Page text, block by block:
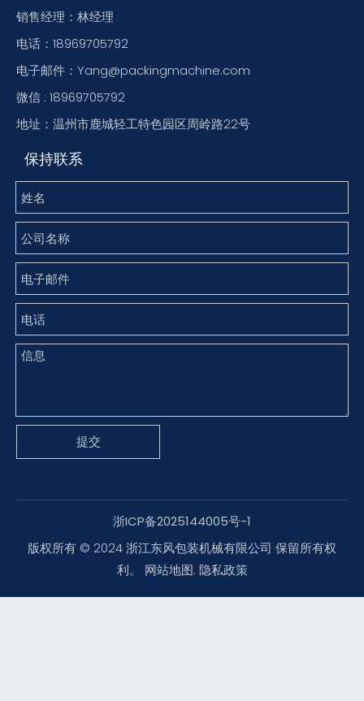
销售经理：林经理
电话：18969705792
电子邮件：Yang@packingmachine.com
微信 : 18969705792
地址：温州市鹿城轻工特色园区周岭路22号
保持联系
提交
浙ICP备2025144005号-1
版权所有 © 2024 浙江东风包装机械有限公司 保留所有权
利。 网站地图. 隐私政策